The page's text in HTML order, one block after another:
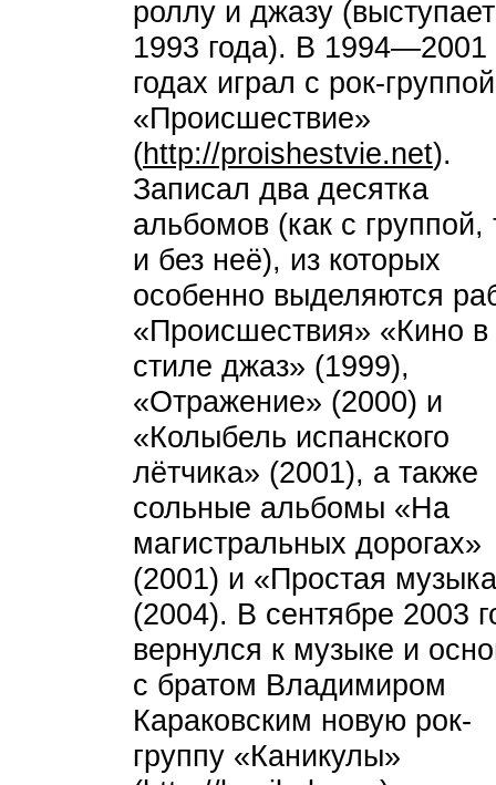
роллу и джазу
1993 года). В 1994—2001
годах играл с рок-группой
«Происшествие»
(http://proishestvie.net).
Записал два десятка
альбомов (как с группой,
и без неё), из которых
особенно выделяются
«Происшествия» «Кино в
стиле джаз» (1999),
«Отражение» (2000) и
«Колыбель испанского
лётчика» (2001), а также
сольные альбомы «На
магистральных дорогах»
(2001) и «Простая
(2004). В сентябре 2003
вернулся к музыке и
с братом Владимиром
Караковским новую рок-
группу «Каникулы»